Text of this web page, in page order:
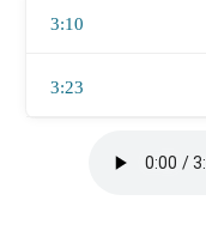
3:10
3:23